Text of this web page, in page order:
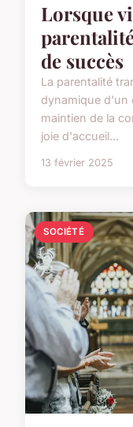
Lorsque
de succès
La parentalité
dynamique d'un
maintien de la
joie d'accueil...
13 février 2025
SOCIÉTÉ